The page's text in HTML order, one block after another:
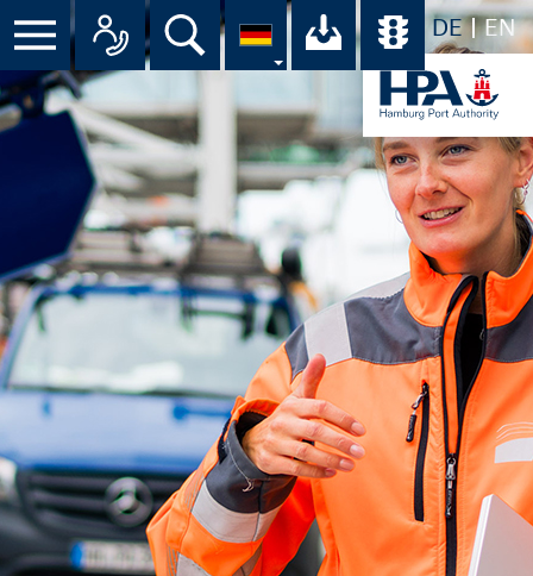
DE EN
Suche Ihr Download-